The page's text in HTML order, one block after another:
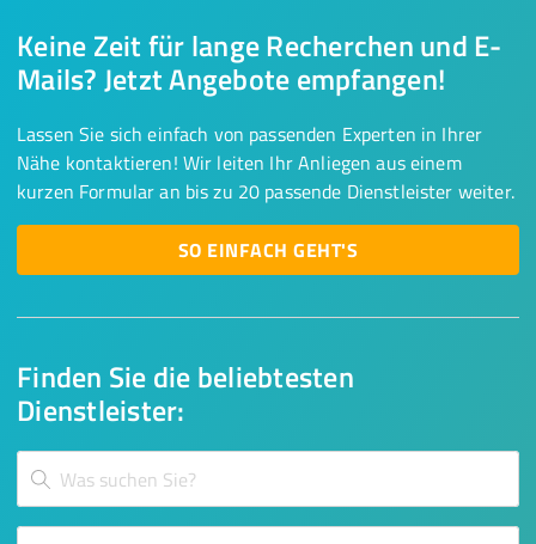
Finden Sie die beliebtesten
Dienstleister:
Keine Zeit für lange Recherchen und E-
Mails? Jetzt Angebote empfangen!
Lassen Sie sich einfach von passenden Experten in Ihrer
Nähe kontaktieren! Wir leiten Ihr Anliegen aus einem
kurzen Formular an bis zu 20 passende Dienstleister weiter.
SO EINFACH GEHT'S